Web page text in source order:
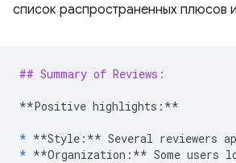
список распространенных плюсов
## Summary of Reviews:
**Positive highlights:**
* **Style:**
* **Organization:** Some users